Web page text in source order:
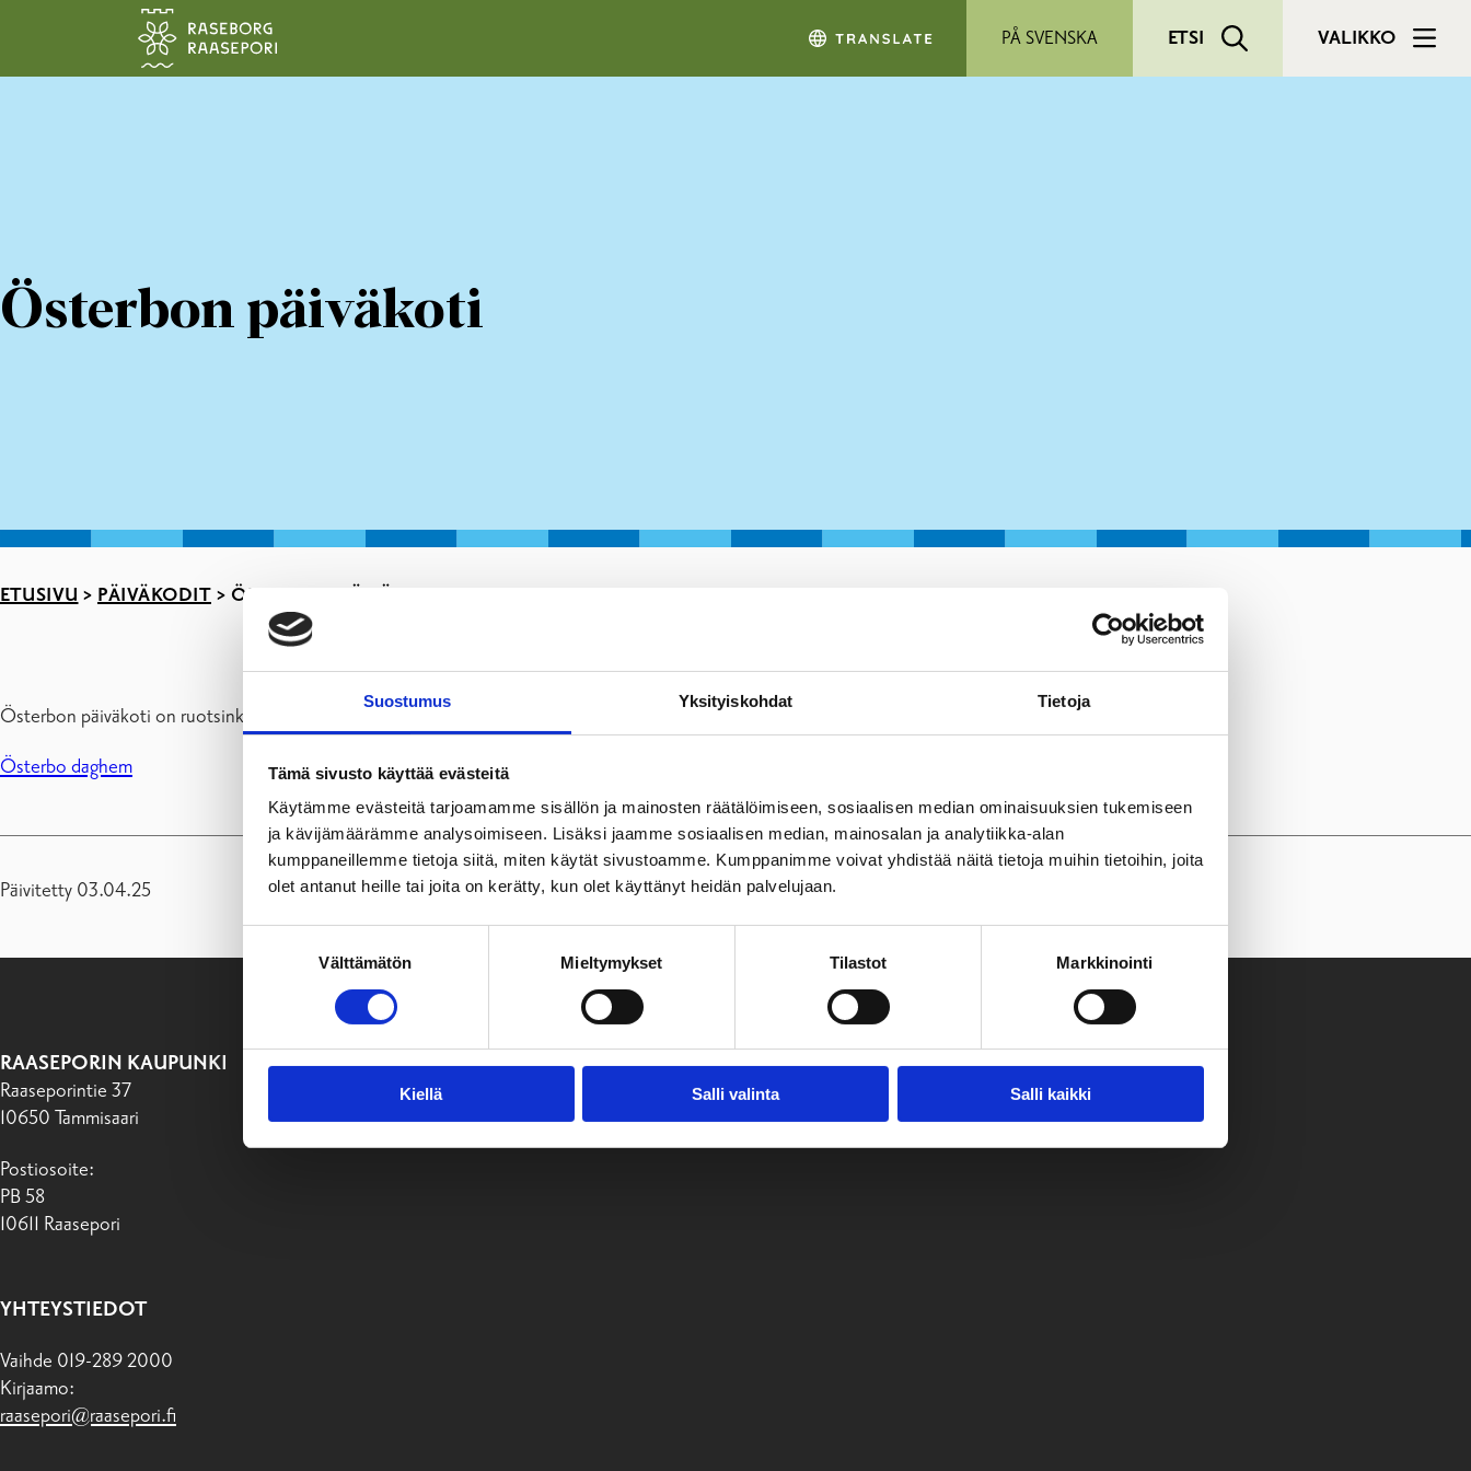
Suostumus Yksityiskohdat Tietoja
Tämä sivusto käyttää evästeitä
Käytämme evästeitä tarjoamamme sisällön ja mainosten räätälöimiseen, sosiaalisen median ominaisuuksien tukemiseen
ja kävijämäärämme analysoimiseen. Lisäksi jaamme sosiaalisen median, mainosalan ja analytiikka-alan
kumppaneillemme tietoja siitä, miten käytät sivustoamme. Kumppanimme voivat yhdistää näitä tietoja muihin tietoihin, joita
olet antanut heille tai joita on kerätty, kun olet käyttänyt heidän palvelujaan.
valinta
Välttämätön Mieltymykset Tilastot Markkinointi
Kiellä Salli valinta Salli kaikki
PÅ SVENSKA ETSI VALIKKO
Österbon päiväkoti
ETUSIVU > PÄIVÄKODIT > ÖSTERBON PÄIVÄKOTI
Österbon päiväkoti on ruotsinkielinen päiväkoti Tammisaaressa. Lue lisää toiminnastamme ruotsinkielisiltä sivuiltamme.
Österbo daghem
Päivitetty 03.04.25
RAASEPORIN KAUPUNKI
Raaseporintie 37
10650 Tammisaari
Postiosoite:
PB 58
10611 Raasepori
YHTEYSTIEDOT
Vaihde 019-289 2000
Kirjaamo:
raasepori@raasepori.fi